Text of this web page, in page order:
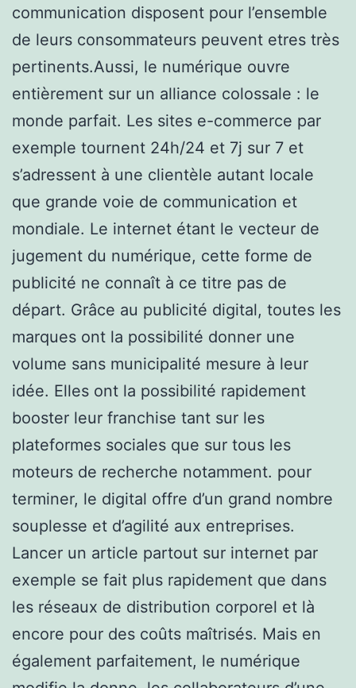
communication disposent pour l’ensemble
de leurs consommateurs peuvent etres très
pertinents.Aussi, le numérique ouvre
entièrement sur un alliance colossale : le
monde parfait. Les sites e-commerce par
exemple tournent 24h/24 et 7j sur 7 et
s’adressent à une clientèle autant locale
que grande voie de communication et
mondiale. Le internet étant le vecteur de
jugement du numérique, cette forme de
publicité ne connaît à ce titre pas de
départ. Grâce au publicité digital, toutes les
marques ont la possibilité donner une
volume sans municipalité mesure à leur
idée. Elles ont la possibilité rapidement
booster leur franchise tant sur les
plateformes sociales que sur tous les
moteurs de recherche notamment. pour
terminer, le digital offre d’un grand nombre
souplesse et d’agilité aux entreprises.
Lancer un article partout sur internet par
exemple se fait plus rapidement que dans
les réseaux de distribution corporel et là
encore pour des coûts maîtrisés. Mais en
également parfaitement, le numérique